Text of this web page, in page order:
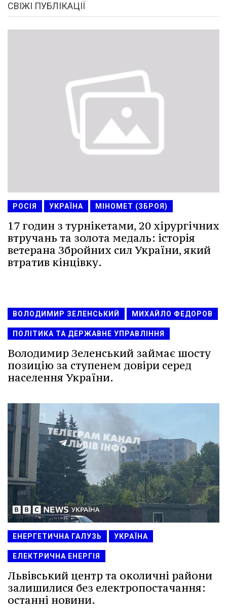
СВІЖІ ПУБЛІКАЦІЇ
РОСІЯ УКРАЇНА МІНОМЕТ (ЗБРОЯ)
17 годин з турнікетами, 20 хірургічних
втручань та золота медаль: історія
ветерана Збройних сил України, який
втратив кінцівку.
ВОЛОДИМИР ЗЕЛЕНСЬКИЙ МИХАЙЛО ФЕДОРОВ
ПОЛІТИКА ТА ДЕРЖАВНЕ УПРАВЛІННЯ
Володимир Зеленський займає шосту
позицію за ступенем довіри серед
населення України.
ЕНЕРГЕТИЧНА ГАЛУЗЬ УКРАЇНА
ЕЛЕКТРИЧНА ЕНЕРГІЯ
Львівський центр та околичні райони
залишилися без електропостачання:
останні новини.